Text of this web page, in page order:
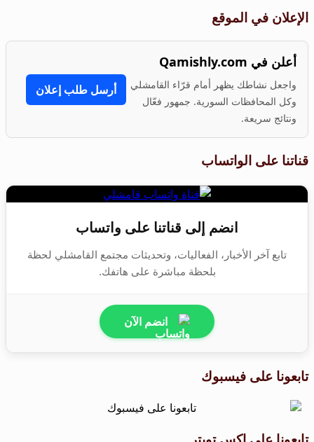
صفحات
المقالات
الإعلان في الموقع
أعلن في Qamishly.com
واجعل نشاطك يظهر أمام قرّاء القامشلي
وكل المحافظات السورية. جمهور فعّال
ونتائج سريعة.
أرسل طلب إعلان
قناتنا على الواتساب
انضم إلى قناتنا على واتساب
تابع آخر الأخبار، الفعاليات، وتحديثات مجتمع القامشلي لحظة
بلحظة مباشرة على هاتفك.
انضم الآن
تابعونا على فيسبوك